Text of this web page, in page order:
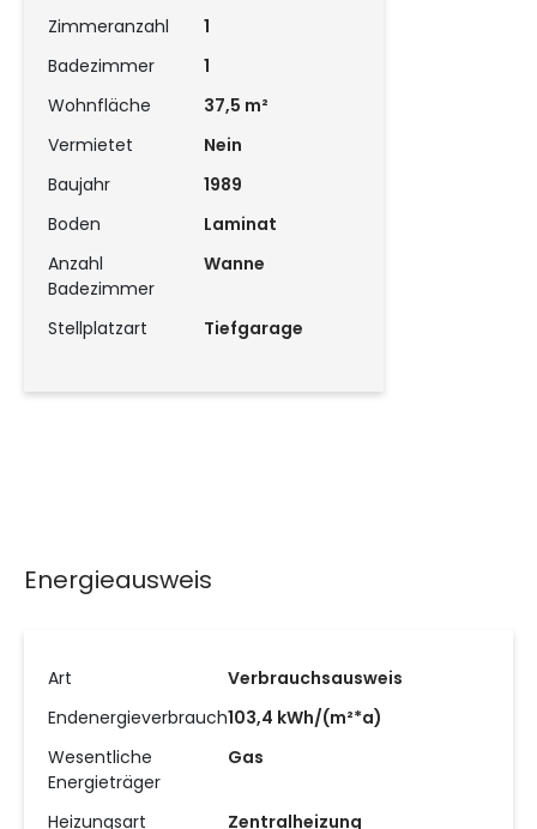
Zimmeranzahl
1
Badezimmer
1
Wohnfläche
37,5 m²
Vermietet
Nein
Baujahr
1989
Boden
Laminat
Anzahl
Badezimmer
Wanne
Stellplatzart Tiefgarage
Energieausweis
Art
Verbrauchsausweis
Endenergieverbrauch103,4 kWh/(m²*a)
Wesentliche
Energieträger
Gas
Heizungsart
Zentralheizung